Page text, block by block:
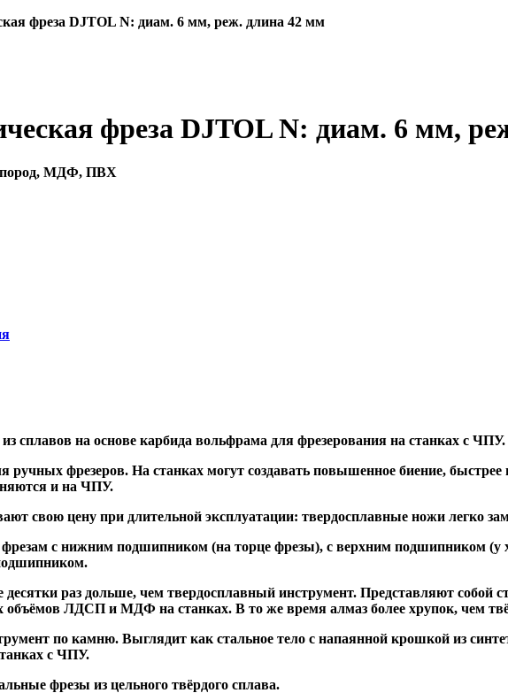
фреза DJTOL N: диам. 6 мм, реж. длина 42 мм
фреза DJTOL N: диам. 6 мм,
пород, МДФ, ПВХ
сплавов на основе карбида вольфрама для фрезерования на станках с
ручных фрезеров. На станках могут создавать повышенное биение,
и на ЧПУ.
свою цену при длительной эксплуатации: твердосплавные ножи легко
фрезам с нижним подшипником (на торце фрезы), с верхним подшипником (у
.
раз дольше, чем твердосплавный инструмент. Представляют собой
ЛДСП и МДФ на станках. В то же время алмаз более хрупок, чем
по камню. Выглядит как стальное тело с напаянной крошкой из
с ЧПУ.
фрезы из цельного твёрдого сплава.